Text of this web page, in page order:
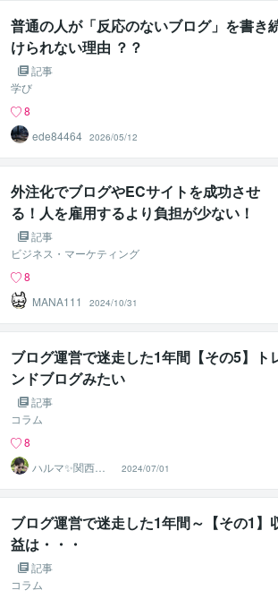
普通の人が「反応のないブログ」を書き
けられない理由 ？？
記事
学び
8
ede84464 2026/05/12
外注化でブログやECサイトを成功させ
る！人を雇用するより負担が少ない！
記事
ビジネス・マーケティング
8
MANA111
2024/10/31
ブログ運営で迷走した1年間【その5】ト
ンドブログみたい
記事
コラム
8
ハルマ✨関西の
傾聴マスター
2024/07/01
ブログ運営で迷走した1年間～【その1】
益は・・・
記事
コラム